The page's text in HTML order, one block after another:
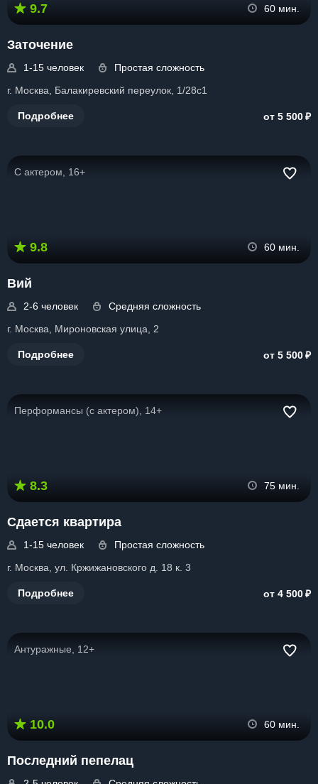
9.7 60 мин.
Заточение
1-15 человек
Простая сложность
г. Москва, Балакиревский переулок, 1/28с1
Подробнее от 5 500₽
С актером, 16+
9.8 60 мин.
Вий
2-6 человек
Средняя сложность
г. Москва, Мироновская улица, 2
Подробнее от 5 500₽
Перформансы (с актером), 14+
8.3 75 мин.
Сдается квартира
1-15 человек
Простая сложность
г. Москва, ул. Кржижановского д. 18 к. 3
Подробнее от 4 500₽
Антуражные, 12+
10.0 60 мин.
Последний пепелац